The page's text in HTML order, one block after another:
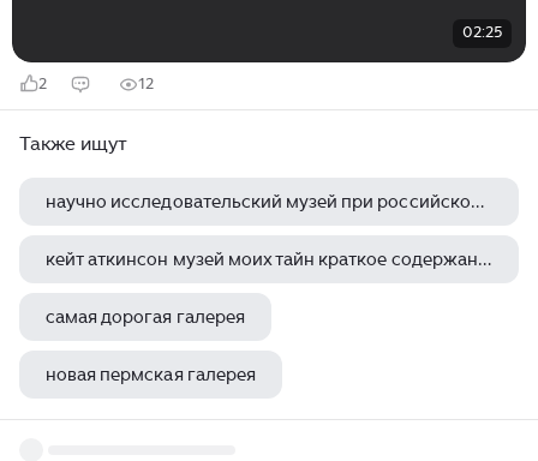
02:25
2 12
Также ищут
научно исследовательский музей при российской академии художеств университетская наб 17
кейт аткинсон музей моих тайн краткое содержание
самая дорогая галерея
новая пермская галерея